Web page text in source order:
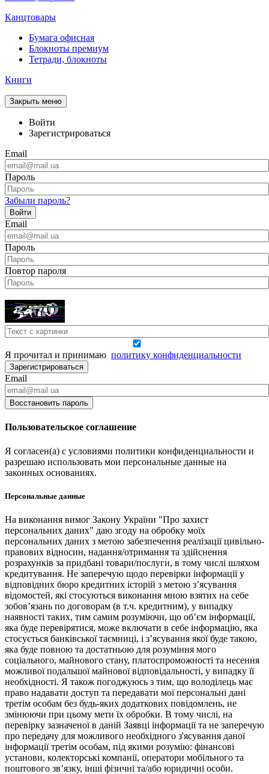
Канцтовары
Бумага офисная
Блокноты премиум
Тетради, блокноты
Книги
Закрыть меню
Войти
Зарегистрироваться
Email
Пароль
Забыли пароль?
Войти
Email
Пароль
Повтор пароля
Я прочитал и принимаю политику конфиденциальности
Зарегистрироваться
Email
Восстановить пароль
Пользовательское соглашение
Я согласен(а) с условиями политики конфиденциальности и
разрешаю использовать мои персональные данные на
законных основаниях.
Персональные данные
На виконання вимог Закону України "Про захист
персональних даних" даю згоду на обробку моїх
персональних даних з метою забезпечення реалізації цивільно-
правових відносин, надання/отримання та здійснення
розрахунків за придбані товари/послуги, в тому числі шляхом
кредитування. Не заперечую щодо перевірки інформації у
відповідних бюро кредитних історій з метою з’ясування
відомостей, які стосуються виконання мною взятих на себе
зобов’язань по договорам (в т.ч. кредитним), у випадку
наявності таких, тим самим розуміючи, що об’єм інформації,
яка буде перевірятися, може включати в себе інформацію, яка
стосується банківської таємниці, і з’ясування якої буде такою,
яка буде повною та достатньою для розуміння мого
соціального, майнового стану, платоспроможності та несення
можливої подальшої майнової відповідальності, у випадку її
необхідності. Я також погоджуюсь з тим, що володілець має
право надавати доступ та передавати мої персональні дані
третім особам без будь-яких додаткових повідомлень, не
змінюючи при цьому мети їх обробки. В тому числі, на
перевірку зазначеної в даній Заявці інформації та не заперечую
про передачу для можливого необхідного з'ясування даної
інформації третім особам, під якими розумію: фінансові
установи, колекторські компанії, оператори мобільного та
поштового зв’язку, інші фізичні та/або юридичні особи.